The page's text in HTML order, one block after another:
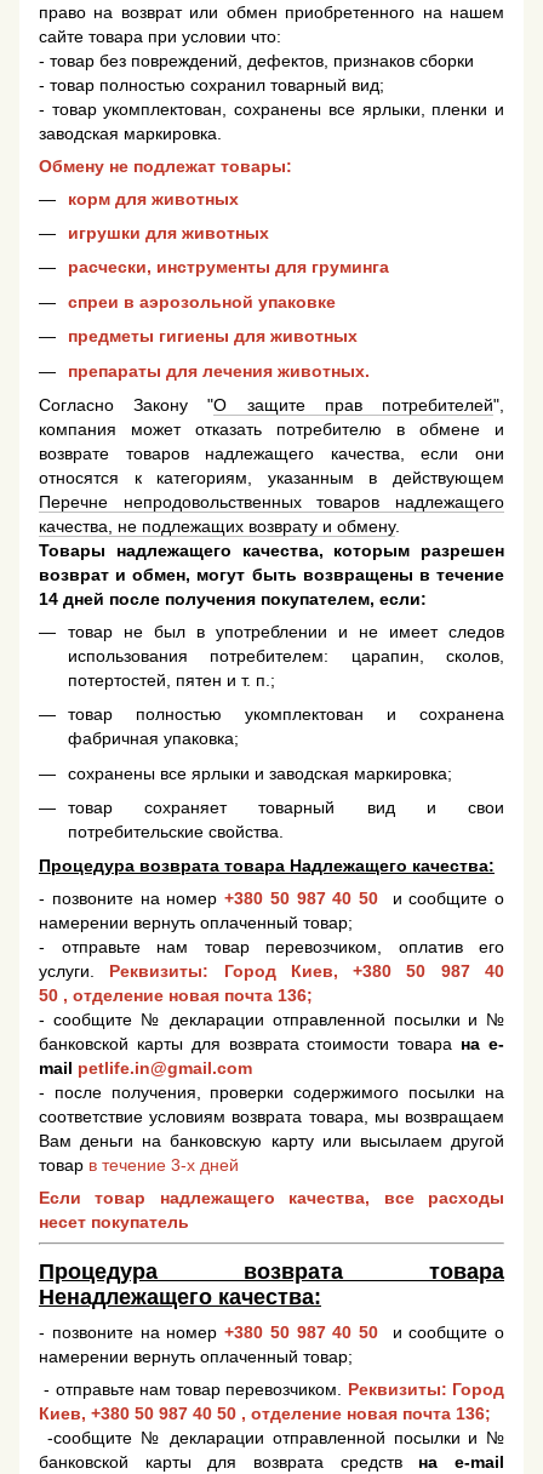
право на возврат или обмен приобретенного на нашем
сайте товара при условии что:
- товар без повреждений, дефектов, признаков сборки
- товар полностью сохранил товарный вид;
- товар укомплектован, сохранены все ярлыки, пленки и
заводская маркировка.
Обмену не подлежат товары:
корм для животных
игрушки для животных
расчески, инструменты для груминга
спреи в аэрозольной упаковке
предметы гигиены для животных
препараты для лечения животных.
Согласно Закону "О защите прав потребителей",
компания может отказать потребителю в обмене и
возврате товаров надлежащего качества, если они
относятся к категориям, указанным в действующем
Перечне непродовольственных товаров надлежащего
качества, не подлежащих возврату и обмену.
Товары надлежащего качества, которым разрешен
возврат и обмен, могут быть возвращены в течение
14 дней после получения покупателем, если:
товар не был в употреблении и не имеет следов
использования потребителем: царапин, сколов,
потертостей, пятен и т. п.;
товар полностью укомплектован и сохранена
фабричная упаковка;
сохранены все ярлыки и заводская маркировка;
товар сохраняет товарный вид и свои
потребительские свойства.
Процедура возврата товара Надлежащего качества:
- позвоните на номер +380 50 987 40 50
и сообщите о
намерении вернуть оплаченный товар;
- отправьте нам товар перевозчиком, оплатив его
услуги. Реквизиты: Город Киев,+380 50 987 40
50 , отделение новая почта 136;
- сообщите № декларации отправленной посылки и №
банковской карты для возврата стоимости товара на e-
mail petlife.in@gmail.com
- после получения, проверки содержимого посылки на
соответствие условиям возврата товара, мы возвращаем
Вам деньги на банковскую карту или высылаем другой
товар в течение 3-х дней
Если товар надлежащего качества, все расходы
несет покупатель
Процедура возврата товара
Ненадлежащего качества:
- позвоните на номер +380 50 987 40 50
и сообщите о
намерении вернуть оплаченный товар;
- отправьте нам товар перевозчиком. Реквизиты: Город
Киев, +380 50 987 40 50 , отделение новая почта 136;
-сообщите № декларации отправленной посылки и №
банковской карты для возврата средств на e-mail